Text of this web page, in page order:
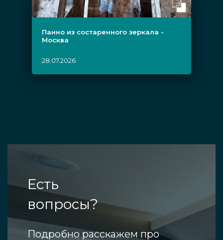
Панно из состаренного зеркала -
Москва
28.07.2026
Есть
вопросы?
Подробно расскажем про